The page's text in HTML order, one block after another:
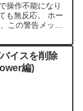
操作不能になり
も無反応。 ホー
この警告メッセ
イスを削除
編)